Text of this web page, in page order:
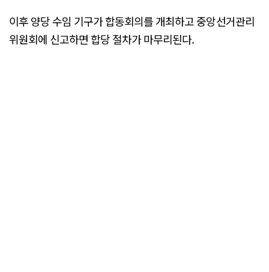
이후 양당 수임 기구가 합동회의를 개최하고 중앙선거관리
위원회에 신고하면 합당 절차가 마무리된다.